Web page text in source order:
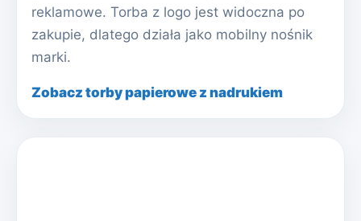
reklamowe. Torba z logo jest widoczna po
zakupie, dlatego działa jako mobilny nośnik
marki.
Zobacz torby papierowe z nadrukiem